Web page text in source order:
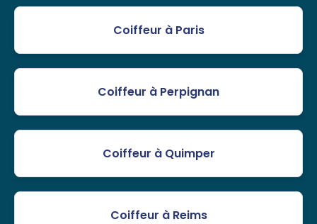
Coiffeur à Paris
Coiffeur à Perpignan
Coiffeur à Quimper
Coiffeur à Reims